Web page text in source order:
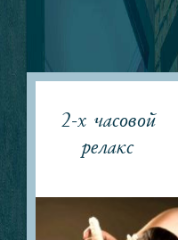
2-х часовой
релакс